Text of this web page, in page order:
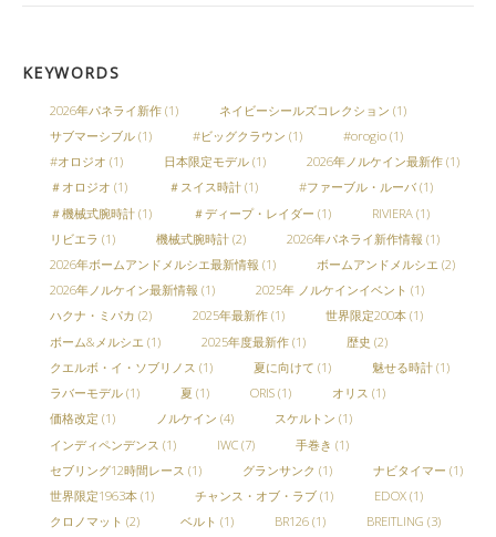
KEYWORDS
2026年パネライ新作(1) ネイビーシールズコレクション (1)
サブマーシブル(1) #ビッグクラウン (1) #orogio(1)
#オロジオ (1) 日本限定モデル(1) 2026年ノルケイン最新作(1)
＃オロジオ (1) ＃スイス時計(1) #ファーブル・ルーバ(1)
＃機械式腕時計(1) ＃ディープ・レイダー (1) RIVIERA(1)
リビエラ (1) 機械式腕時計(2) 2026年パネライ新作情報 (1)
2026年ボームアンドメルシエ最新情報 (1) ボームアンドメルシエ(2)
2026年ノルケイン最新情報 (1) 2025年 ノルケインイベント (1)
ハクナ・ミパカ (2) 2025年最新作(1) 世界限定200本(1)
ボーム&メルシエ (1) 2025年度最新作(1) 歴史 (2)
クエルボ・イ・ソブリノス (1) 夏に向けて (1) 魅せる時計(1)
ラバーモデル(1) 夏 (1) ORIS(1) オリス (1)
価格改定 (1) ノルケイン (4) スケルトン (1)
インディペンデンス (1) IWC(7) 手巻き (1)
セブリング12時間レース (1) グランサンク (1) ナビタイマー (1)
世界限定1963本(1) チャンス・オブ・ラブ(1) EDOX(1)
クロノマット (2) ベルト (1) BR126(1) BREITLING (3)